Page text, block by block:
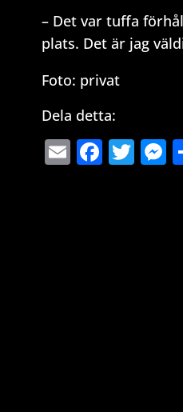
– Det var tuffa
plats. Det är jag
Foto: privat
Dela detta:
Email